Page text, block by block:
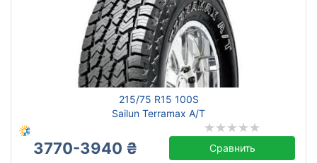
215/75 R15 100S
Sailun Terramax A/T
3770-3940 ₴ Сравнить